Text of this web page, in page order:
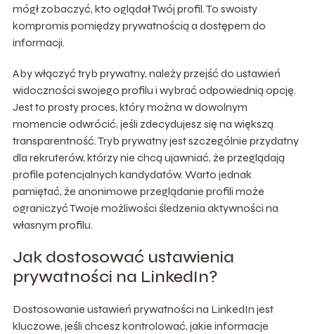
mógł zobaczyć, kto oglądał Twój profil. To swoisty
kompromis pomiędzy prywatnością a dostępem do
informacji.
Aby włączyć tryb prywatny, należy przejść do ustawień
widoczności swojego profilu i wybrać odpowiednią opcję.
Jest to prosty proces, który można w dowolnym
momencie odwrócić, jeśli zdecydujesz się na większą
transparentność. Tryb prywatny jest szczególnie przydatny
dla rekruterów, którzy nie chcą ujawniać, że przeglądają
profile potencjalnych kandydatów. Warto jednak
pamiętać, że anonimowe przeglądanie profili może
ograniczyć Twoje możliwości śledzenia aktywności na
własnym profilu.
Jak dostosować ustawienia
prywatności na LinkedIn?
Dostosowanie ustawień prywatności na LinkedIn jest
kluczowe, jeśli chcesz kontrolować, jakie informacje